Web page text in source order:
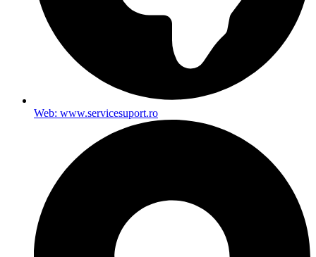
Web: www.servicesuport.ro